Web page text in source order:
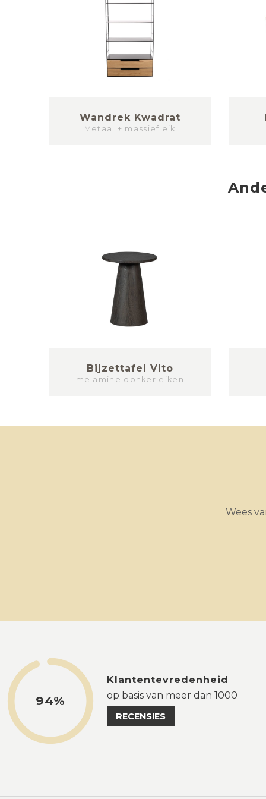
Wandrek Kwadrat
Metaal + massief eik
Bijzettafel Vito
melamine donker eiken
Wees
94%
Klantentevredenheid
op basis van meer dan 1000
RECENSIES